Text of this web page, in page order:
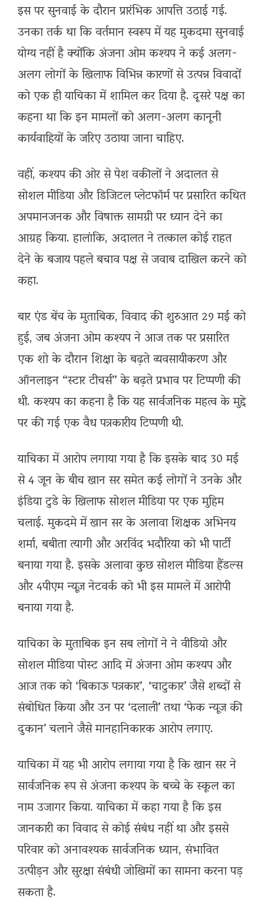
इस पर सुनवाई के दौरान प्रारंभिक आपत्ति उठाई गई.
उनका तर्क था कि वर्तमान स्वरूप में यह मुकदमा सुनवाई
योग्य नहीं है क्योंकि अंजना ओम कश्यप ने कई अलग-
अलग लोगों के खिलाफ विभिन्न कारणों से उत्पन्न विवादों
को एक ही याचिका में शामिल कर दिया है. दूसरे पक्ष का
कहना था कि इन मामलों को अलग-अलग कानूनी
कार्यवाहियों के जरिए उठाया जाना चाहिए.
वहीं, कश्यप की ओर से पेश वकीलों ने अदालत से
सोशल मीडिया और डिजिटल प्लेटफॉर्म पर प्रसारित कथित
अपमानजनक और विषाक्त सामग्री पर ध्यान देने का
आग्रह किया. हालांकि, अदालत ने तत्काल कोई राहत
देने के बजाय पहले बचाव पक्ष से जवाब दाखिल करने को
कहा.
बार एंड बेंचके मुताबिक, विवाद की शुरुआत 29 मई को
हुई, जब अंजना ओम कश्यप ने आज तक पर प्रसारित
एक शो के दौरान शिक्षा के बढ़ते व्यवसायीकरण और
ऑनलाइन “स्टार टीचर्स” के बढ़ते प्रभाव पर टिप्पणी की
थी. कश्यप का कहना है कि यह सार्वजनिक महत्व के मुद्दे
पर की गई एक वैध पत्रकारीय टिप्पणी थी.
याचिका में आरोप लगाया गया है कि इसके बाद 30 मई
से 4 जून के बीच खान सर समेत कई लोगों ने उनके और
इंडिया टुडे के खिलाफ सोशल मीडिया पर एक मुहिम
चलाई. मुकदमे में खान सर के अलावा शिक्षक अभिनय
शर्मा, बबीता त्यागी और अरविंद भदौरिया को भी पार्टी
बनाया गया है. इसके अलावा कुछ सोशल मीडिया हैंडल्स
और 4पीएम न्यूज़ नेटवर्क को भी इस मामले में आरोपी
बनाया गया है.
याचिका के मुताबिक इन सब लोगों ने ने वीडियो और
सोशल मीडिया पोस्ट आदि में अंजना ओम कश्यप और
आज तक को ‘बिकाऊ पत्रकार’, ‘चाटुकार’ जैसे शब्दों से
संबोधित किया और उन पर ‘दलाली’ तथा ‘फेक न्यूज की
दुकान’ चलाने जैसे मानहानिकारक आरोप लगाए.
याचिका में यह भी आरोप लगाया गया है कि खान सर ने
सार्वजनिक रूप से अंजना कश्यप के बच्चे के स्कूल का
नाम उजागर किया. याचिका में कहा गया है कि इस
जानकारी का विवाद से कोई संबंध नहीं था और इससे
परिवार को अनावश्यक सार्वजनिक ध्यान, संभावित
उत्पीड़न और सुरक्षा संबंधी जोखिमों का सामना करना पड़
सकता है.